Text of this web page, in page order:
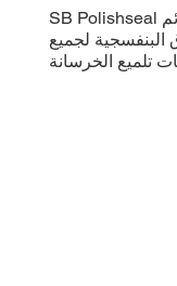
SB Polishseal هو معزز وملمّع لسطح الخرسانة قائم
البنفسجية لجميع